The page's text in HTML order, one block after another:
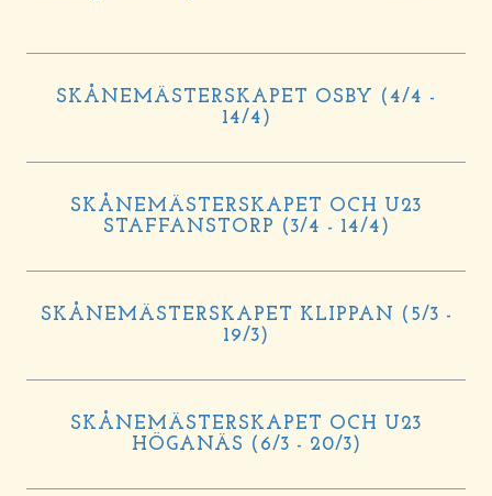
SKÅNEMÄSTERSKAPET OSBY (4/4 -
14/4)
SKÅNEMÄSTERSKAPET OCH U23
STAFFANSTORP (3/4 - 14/4)
SKÅNEMÄSTERSKAPET KLIPPAN (5/3 -
19/3)
SKÅNEMÄSTERSKAPET OCH U23
HÖGANÄS (6/3 - 20/3)